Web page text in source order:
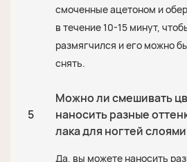
смоченные ацетоном и
в течение 10-15 минут,
размягчился и его можно
снять.
5
Можно ли смешивать
наносить разные
лака для ногтей
Да, вы можете наносить